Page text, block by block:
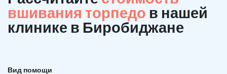
вшивания торпедо в нашей
клинике в Биробиджане
Вид помощи